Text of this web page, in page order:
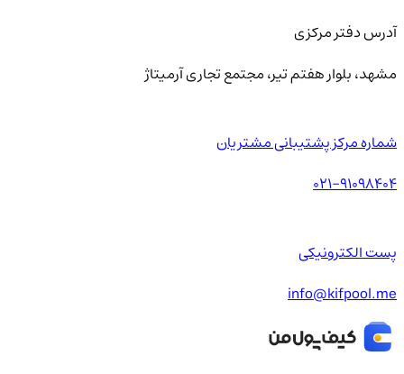
آدرس دفتر مرکزی
مشهد، بلوار هفتم تیر، مجتمع تجاری آرمیتاژ
شماره مرکز پشتیبانی مشتریان
021-91098404
پست الکترونیکی
info@kifpool.me